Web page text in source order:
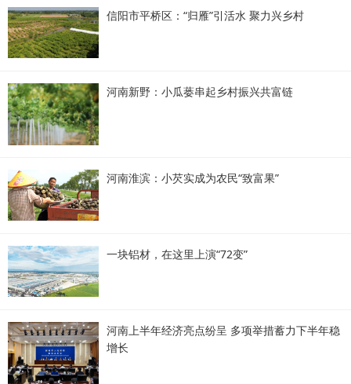
信阳市平桥区：“归雁”引活水 聚力兴乡村
河南新野：小瓜蒌串起乡村振兴共富链
河南淮滨：小芡实成为农民“致富果”
一块铝材，在这里上演“72变”
河南上半年经济亮点纷呈 多项举措蓄力下半年稳
增长